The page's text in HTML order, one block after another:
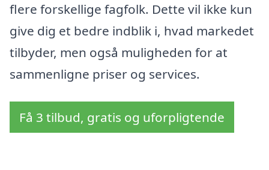
flere forskellige fagfolk. Dette vil ikke kun
give dig et bedre indblik i, hvad markedet
tilbyder, men også muligheden for at
sammenligne priser og services.
Få 3 tilbud, gratis og uforpligtende